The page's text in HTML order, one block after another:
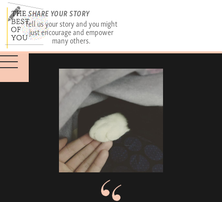
SHARE YOUR STORY
Tell us your story and you might
just encourage and empower
many others.